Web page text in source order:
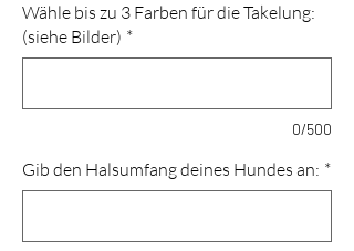
Wähle bis zu 3 Farben für die Takelung:
(siehe Bilder) *
0/500
Gib den Halsumfang deines Hundes an: *